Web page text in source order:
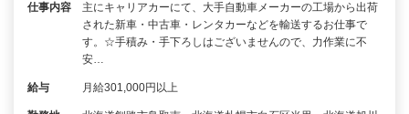
仕事内容
主にキャリアカーにて、大手自動車メーカーの工場から出荷
された新車・中古車・レンタカーなどを輸送するお仕事で
す。☆手積み・手下ろしはございませんので、力作業に不
安…
給与 月給301,000円以上